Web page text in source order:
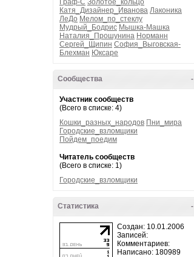
Граф-С Золотое_кольцо
Катя_Дизайнер_Иванова Лаконика
ЛеДо Мелом_по_стеклу
Мудрый_Бодрис Мышка-Машка
Наталия_Прошунина Норманн
Сергей_Щипин София_Выговская-
Блехман Юксаре
-
Сообщества
Участник сообществ
(Всего в списке: 4)
Кошки_разных_народов Пни_мира
Городские_взломщики
Пойдем_поедим
Читатель сообществ
(Всего в списке: 1)
Городские_взломщики
-
Статистика
Создан: 10.01.2006
Записей:
Комментариев:
Написано: 180989